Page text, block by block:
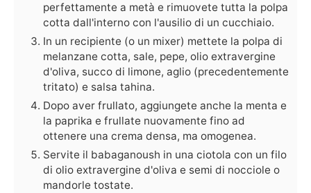
perfettamente a metà e rimuovete tutta la polpa
cotta dall'interno con l'ausilio di un cucchiaio.
In un recipiente (o un mixer) mettete la polpa di
melanzane cotta, sale, pepe, olio extravergine
d'oliva, succo di limone, aglio (precedentemente
tritato) e salsa tahina.
Dopo aver frullato, aggiungete anche la menta e
la paprika e frullate nuovamente fino ad
ottenere una crema densa, ma omogenea.
Servite il babaganoush in una ciotola con un filo
di olio extravergine d'oliva e semi di nocciole o
mandorle tostate.